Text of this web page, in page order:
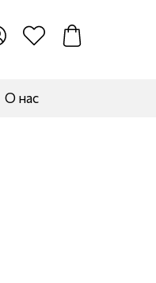
О нас